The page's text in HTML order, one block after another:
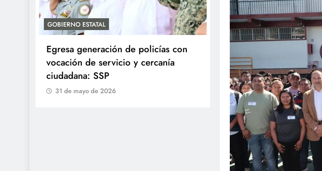
GOBIERNO ESTATAL
Egresa generación de policías con
vocación de servicio y cercanía
ciudadana: SSP
31 de mayo de 2026
ACTIVIDADES DE ROCÍO NAHLE
Entrega Gobernadora 5
la Palabra y a la Familia
31 de mayo de 2026